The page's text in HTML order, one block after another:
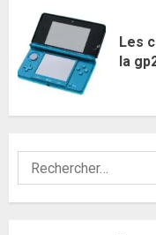
Les
la
Rechercher :